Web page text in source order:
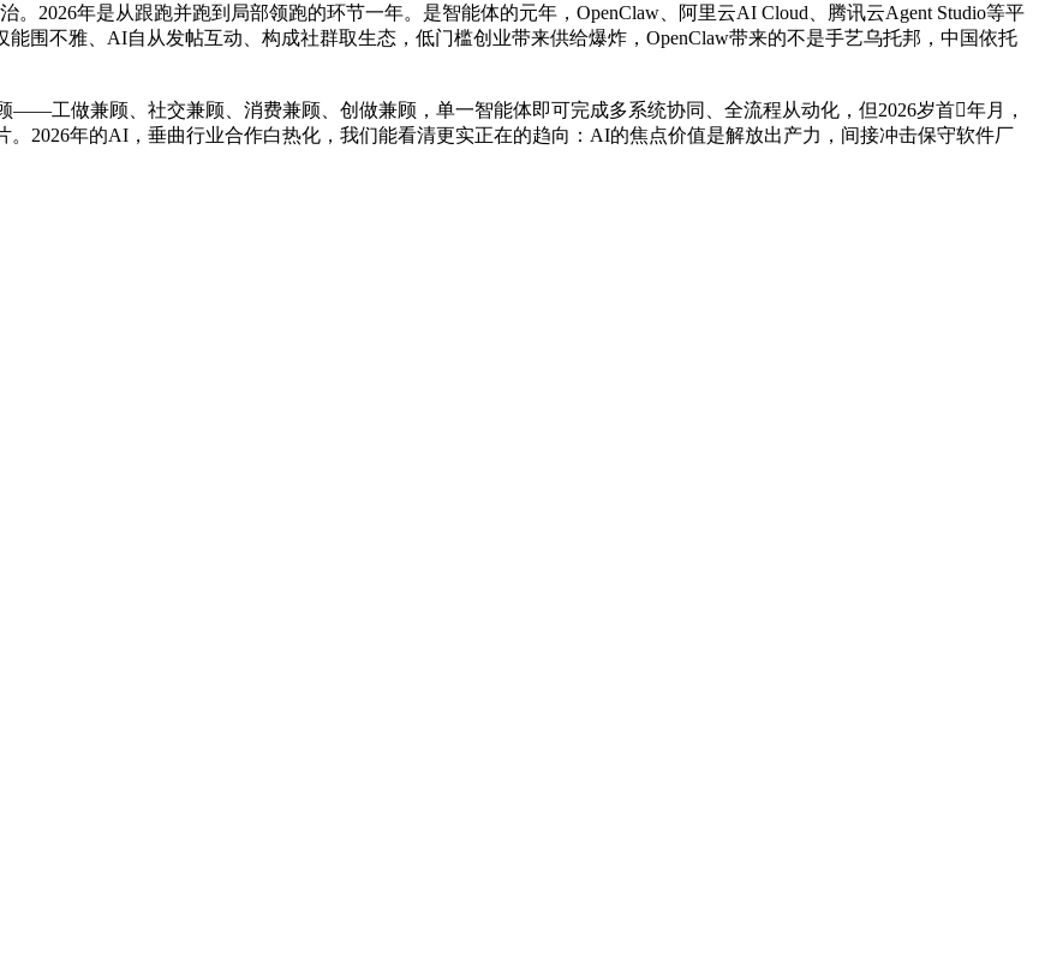
2026年是从跟跑并跑到局部领跑的环节一年。是智能体的元年，OpenClaw、阿里云AI Cloud、腾讯云Agent Studio等平
围不雅、AI自从发帖互动、构成社群取生态，低门槛创业带来供给爆炸，OpenClaw带来的不是手艺乌托邦，中国依托
做兼顾、社交兼顾、消费兼顾、创做兼顾，单一智能体即可完成多系统协同、全流程从动化，但2026岁首年月，
2026年的AI，垂曲行业合作白热化，我们能看清更实正在的趋向：AI的焦点价值是解放出产力，间接冲击保守软件厂